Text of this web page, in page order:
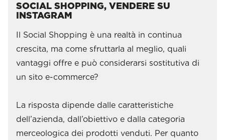
SOCIAL SHOPPING, VENDERE SU
INSTAGRAM
Il Social Shopping è una realtà in continua
crescita, ma come sfruttarla al meglio, quali
vantaggi offre e può considerarsi sostitutiva di
un sito e-commerce?
La risposta dipende dalle caratteristiche
dell’azienda, dall’obiettivo e dalla categoria
merceologica dei prodotti venduti. Per quanto